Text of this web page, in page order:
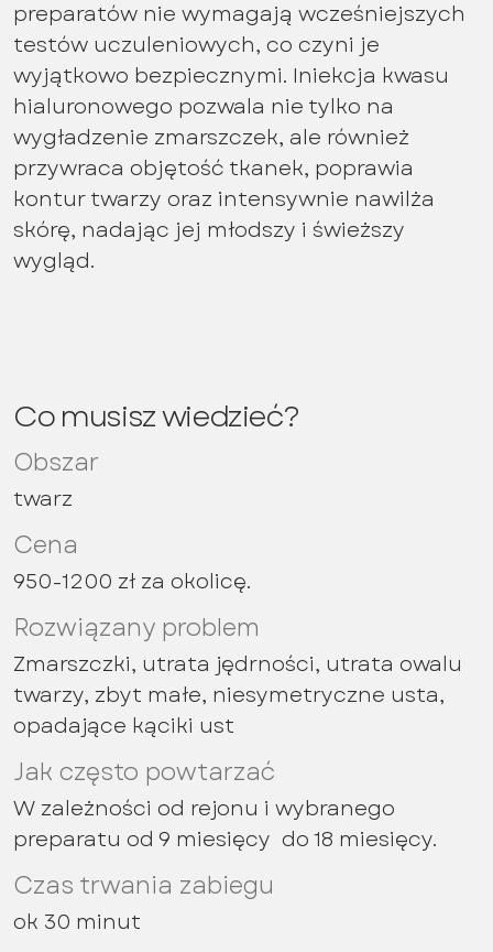
preparatów nie wymagają wcześniejszych
testów uczuleniowych, co czyni je
wyjątkowo bezpiecznymi. Iniekcja kwasu
hialuronowego pozwala nie tylko na
wygładzenie zmarszczek, ale również
przywraca objętość tkanek, poprawia
kontur twarzy oraz intensywnie nawilża
skórę, nadając jej młodszy i świeższy
wygląd.
Co musisz wiedzieć?
Obszar
twarz
Cena
950-1200 zł za okolicę.
Rozwiązany problem
Zmarszczki, utrata jędrności, utrata owalu
twarzy, zbyt małe, niesymetryczne usta,
opadające kąciki ust
Jak często powtarzać
W zależności od rejonu i wybranego
preparatu od 9 miesięcy do 18 miesięcy.
Czas trwania zabiegu
ok 30 minut